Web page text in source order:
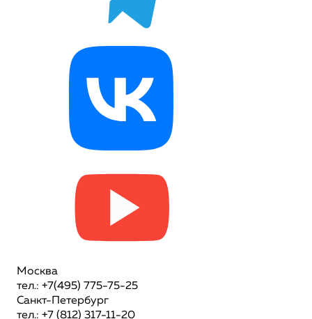
Москва
тел.: +7(495) 775-75-25
Санкт-Петербург
тел.: +7 (812) 317-11-20